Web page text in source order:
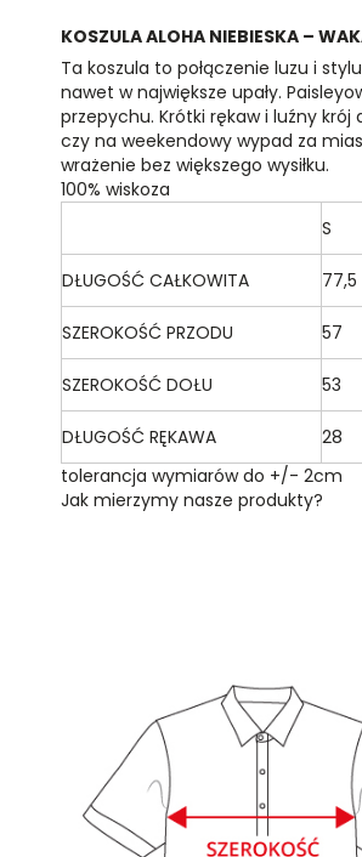
KOSZULA ALOHA NIEBIESKA –
Ta koszula to połączenie luzu i
nawet w największe upały.
przepychu. Krótki rękaw i luźny
czy na weekendowy wypad za
wrażenie bez większego wysiłku.
100% wiskoza
S
DŁUGOŚĆ CAŁKOWITA 77,5
SZEROKOŚĆ PRZODU 57
SZEROKOŚĆ DOŁU 53
DŁUGOŚĆ RĘKAWA 28
tolerancja wymiarów do +/- 2cm
Jak mierzymy nasze produkty?